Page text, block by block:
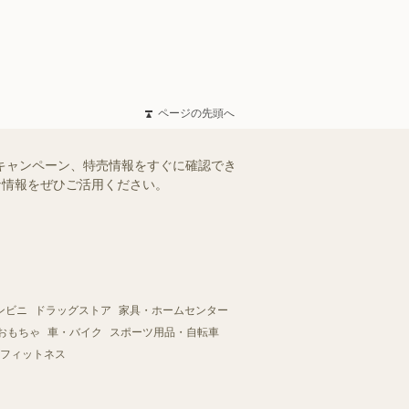
ページの先頭へ
ンペーン、特売情報をすぐに確認でき
報をぜひご活用ください。
ビニ ドラッグストア
家具・ホームセンター
もちゃ
車・バイク
スポーツ用品・自転車
ィットネス